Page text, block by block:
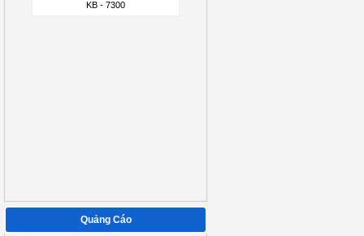
KB - 7300
Quảng Cáo